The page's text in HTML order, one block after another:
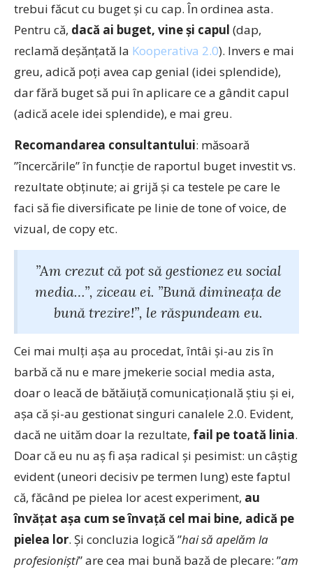
trebui făcut cu buget și cu cap. În ordinea asta.
Pentru că, dacă ai buget, vine și capul (dap,
reclamă deșănțată la Kooperativa 2.0). Invers e mai
greu, adică poți avea cap genial (idei splendide),
dar fără buget să pui în aplicare ce a gândit capul
(adică acele idei splendide), e mai greu.
Recomandarea consultantului: măsoară
”încercările” în funcție de raportul buget investit vs.
rezultate obținute; ai grijă și ca testele pe care le
faci să fie diversificate pe linie de tone of voice, de
vizual, de copy etc.
”Am crezut că pot să gestionez eu social
media…”, ziceau ei. ”Bună dimineața de
bună trezire!”, le răspundeam eu.
Cei mai mulți așa au procedat, întâi și-au zis în
barbă că nu e mare jmekerie social media asta,
doar o leacă de bătăiuță comunicațională știu și ei,
așa că și-au gestionat singuri canalele 2.0. Evident,
dacă ne uităm doar la rezultate, fail pe toată linia.
Doar că eu nu aș fi așa radical și pesimist: un câștig
evident (uneori decisiv pe termen lung) este faptul
că, făcând pe pielea lor acest experiment, au
învățat așa cum se învață cel mai bine, adică pe
pielea lor. Și concluzia logică ”hai să apelăm la
profesioniști” are cea mai bună bază de plecare: ”am